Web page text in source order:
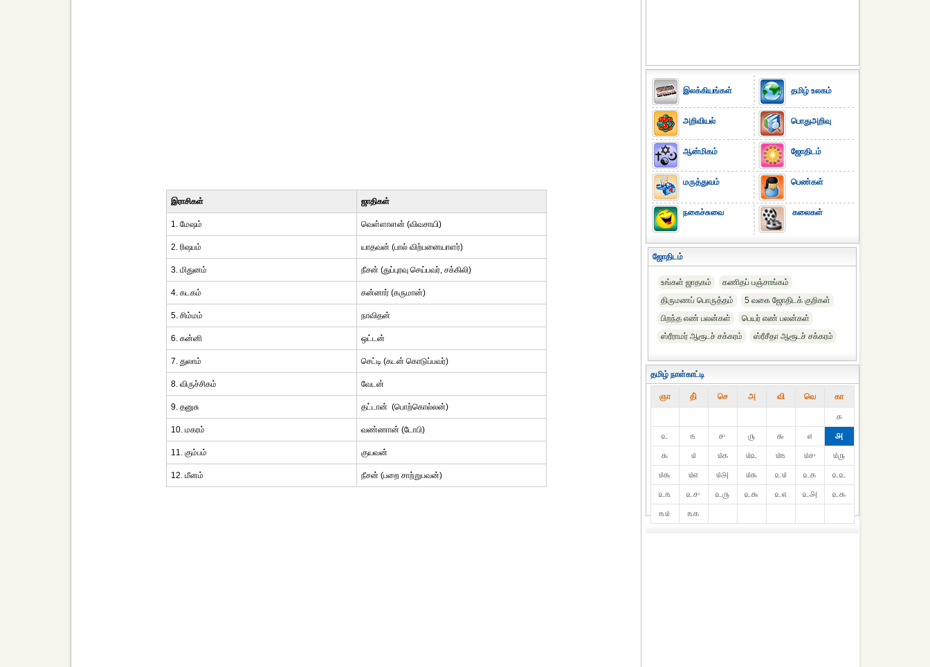
இராசிகள் ஜாதிகள்
1. மேஷம் வெள்ளாளன் (விவசாயி)
2. ரிஷபம் யாதவன் (பால் விற்பனையாளர்)
3. மிதுனம் நீசன் (துப்புரவு செய்பவர், சக்கிலி)
4. கடகம் கன்னார் (கருமான்)
5. சிம்மம் நாவிதன்
6. கன்னி ஒட்டன்
7. துலாம் செட்டி (கடன் கொடுப்பவர்)
8. விருச்சிகம் வேடன்
9. தனுசு தட்டான் (பொற்கொல்லன்)
10. மகரம் வண்ணான் (டோபி)
11. கும்பம் குயவன்
12. மீனம் நீசன் (பறை சாற்றுபவன்)
இலக்கியங்கள்
அறிவியல்
ஆன்மிகம்
மருத்துவம்
நகைச்சுவை
தமிழ் உலகம்
பொதுஅறிவு
ஜோதிடம்
பெண்கள்
கலைகள்
ஜோதிடம்
உங்கள் ஜாதகம்
கணிதப் பஞ்சாங்கம்
திருமணப் பொருத்தம்
5 வகை ஜோதிடக் குறிகள்
பிறந்த எண் பலன்கள்
பெயர் எண் பலன்கள்
ஸ்ரீராமர் ஆரூடச் சக்கரம்
ஸ்ரீசீதா ஆரூடச் சக்கரம்
தமிழ் நாள்காட்டி
ஞா தி் செ அ வி வெ கா
௧
௨
௩ ௪ ௫ ௬ ௭
௮
௯
௰ ௰௧ ௰௨ ௰௩ ௰௪
௰௫
௰௬
௰௭ ௰௮ ௰௯ ௨௰ ௨௧
௨௨
௨௩
௨௪ ௨௫ ௨௬ ௨௭ ௨௮
௨௯
௩௰
௩௧